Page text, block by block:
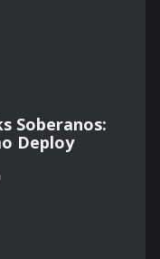
Soberanos:
Deploy